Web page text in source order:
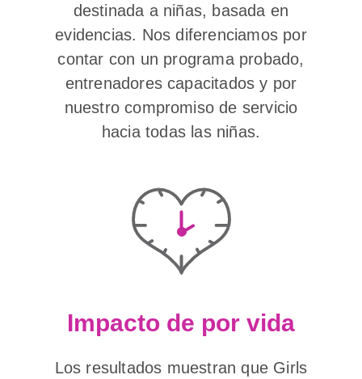
destinada a niñas, basada en
evidencias. Nos diferenciamos por
contar con un programa probado,
entrenadores capacitados y por
nuestro compromiso de servicio
hacia todas las niñas.
Impacto de por vida
Los resultados muestran que Girls